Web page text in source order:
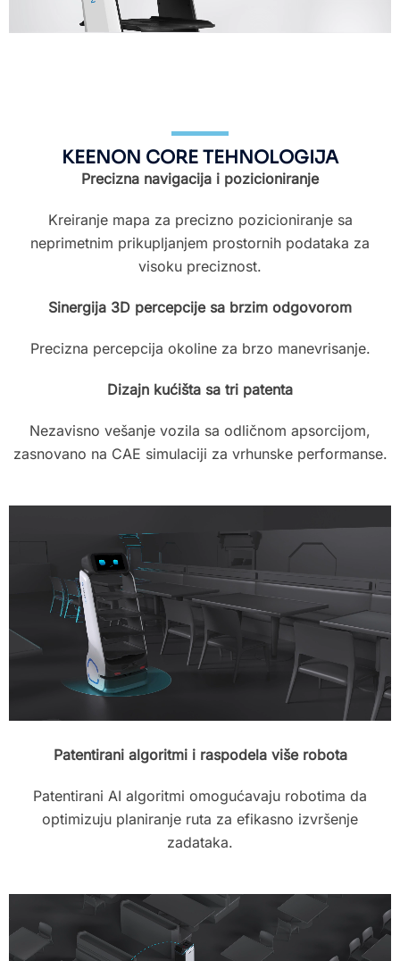
KEENON CORE TEHNOLOGIJA
Precizna navigacija i pozicioniranje
Kreiranje mapa za precizno pozicioniranje sa
neprimetnim prikupljanjem prostornih podataka za
visoku preciznost.
Sinergija 3D percepcije sa brzim odgovorom
Precizna percepcija okoline za brzo manevrisanje.
Dizajn kućišta sa tri patenta
Nezavisno vešanje vozila sa odličnom apsorcijom,
zasnovano na CAE simulaciji za vrhunske performanse.
Patentirani algoritmi i raspodela više robota
Patentirani AI algoritmi omogućavaju robotima da
optimizuju planiranje ruta za efikasno izvršenje
zadataka.